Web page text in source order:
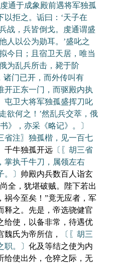
通于成象殿前遇将军独孤
以拒之。诟曰：‘天子在
战，兵皆倒戈。虔通谓盛
人以公为勋耳。’盛叱之
今日；且宿卫天居，唯当
为乱兵所击，毙于阶
诸门已开，而外传叫有
开正东一门，而驱殿内执
屯卫大将军独孤盛挥刀叱
欲何之！’然乱兵交萃，俄
》，亦采《略记》。〕
省注〗独孤楷，见一百七
千牛独孤开远 〔〖胡三省
掌执千牛刀，属领左右
〕 帅殿内兵数百人诣玄
全，犹堪破贼。陛下若出
祸今至矣！”竟无应者，军
释之。先是，帝选骁健官
给使，以备非常，待遇优
魏氏为帝所信，
〔〖胡三
。〕 化及等结之使为内
给使出外，仓猝之际，无